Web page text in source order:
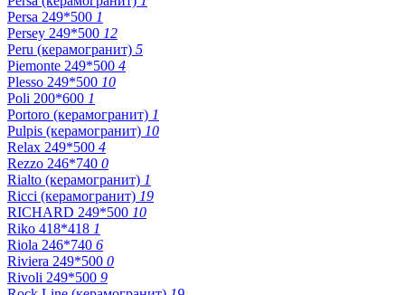
Persa 249*500 1
Persey 249*500 12
Peru (керамогранит) 5
Piemonte 249*500 4
Plesso 249*500 10
Poli 200*600 1
Portoro (керамогранит) 1
Pulpis (керамогранит) 10
Relax 249*500 4
Rezzo 246*740 0
Rialto (керамогранит) 1
Ricci (керамогранит) 19
RICHARD 249*500 10
Riko 418*418 1
Riola 246*740 6
Riviera 249*500 0
Rivoli 249*500 9